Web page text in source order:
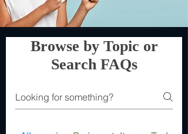
Browse by Topic or
Search FAQs